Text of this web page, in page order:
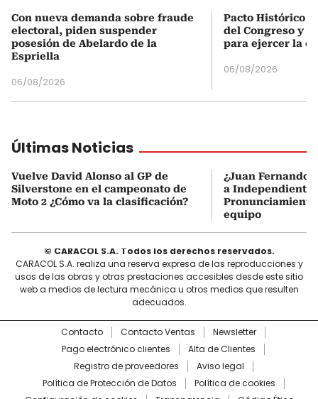
Con nueva demanda sobre fraude
electoral, piden suspender
posesión de Abelardo de la
Espriella
06/08/2026
Pacto Histórico
del Congreso y
para ejercer la
06/08/2026
Últimas Noticias
Vuelve David Alonso al GP de
Silverstone en el campeonato de
Moto 2 ¿Cómo va la clasificación?
¿Juan Fernando
a Independiente
equipo
© CARACOL S.A. Todos los derechos reservados.
CARACOL S.A. realiza una reserva expresa de las reproducciones y
usos de las obras y otras prestaciones accesibles desde este sitio
web a medios de lectura mecánica u otros medios que resulten
adecuados.
Contacto Contacto Ventas
Newsletter
Pago electrónico clientes
Alta de Clientes
Registro de proveedores
Aviso legal
Política de Protección de Datos
Política de cookies